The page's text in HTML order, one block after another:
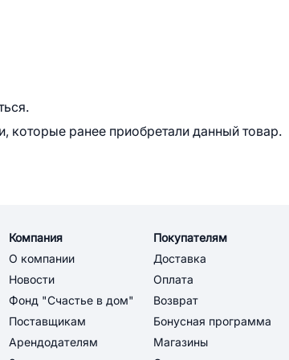
которые ранее приобретали данный товар.
Компания
О компании
Новости
Фонд "Счастье в дом"
Поставщикам
Арендодателям
Покупателям
Доставка
Оплата
Возврат
Бонусная программа
Магазины